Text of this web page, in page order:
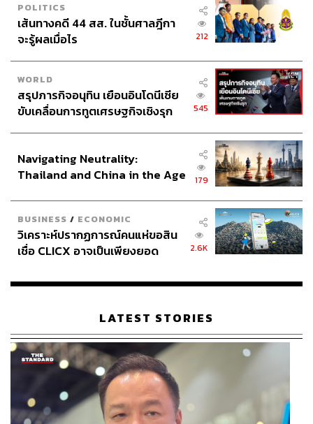
POLITICS
เส้นทางคดี 44 สส. ในชั้นศาลฎีกา
จะรู้ผลเมื่อไร
212
WORLD
สรุปภารกิจอนุทิน เยือนอินโดนีเซีย
ขับเคลื่อนการทูตเศรษฐกิจเชิงรุก
545
Navigating Neutrality:
Thailand and China in the Age
179
BUSINESS / ECONOMIC
วิเคราะห์ปรากฏการณ์คนแห่ขอสิน
เชื่อ CLICX อาจเป็นเพียงยอด
เรือนไทยที่ถูกซุกไว้
2.6K
LATEST STORIES